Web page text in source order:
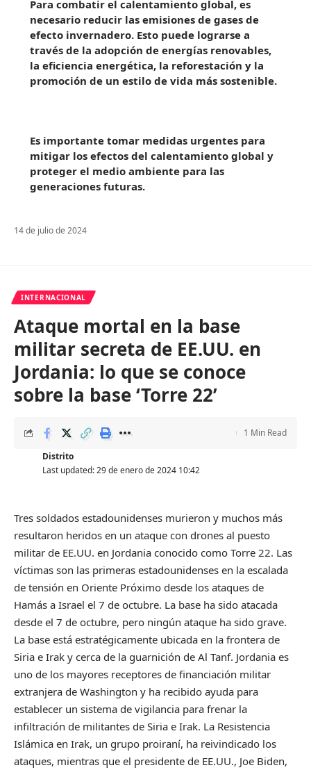
Para combatir el calentamiento global, es
necesario reducir las emisiones de gases de
efecto invernadero. Esto puede lograrse a
través de la adopción de energías renovables,
la eficiencia energética, la reforestación y la
promoción de un estilo de vida más sostenible.
Es importante tomar medidas urgentes para
mitigar los efectos del calentamiento global y
proteger el medio ambiente para las
generaciones futuras.
14 de julio de 2024
INTERNACIONAL
Ataque mortal en la base
militar secreta de EE.UU. en
Jordania: lo que se conoce
sobre la base ‘Torre 22’
Last updated: 29 de enero de 2024 10:42
Distrito
1 Min Read
Tres soldados estadounidenses murieron y muchos más
resultaron heridos en un ataque con drones al puesto
militar de EE.UU. en Jordania conocido como Torre 22. Las
víctimas son las primeras estadounidenses en la escalada
de tensión en Oriente Próximo desde los ataques de
Hamás a Israel el 7 de octubre. La base ha sido atacada
desde el 7 de octubre, pero ningún ataque ha sido grave.
La base está estratégicamente ubicada en la frontera de
Siria e Irak y cerca de la guarnición de Al Tanf. Jordania es
uno de los mayores receptores de financiación militar
extranjera de Washington y ha recibido ayuda para
establecer un sistema de vigilancia para frenar la
infiltración de militantes de Siria e Irak. La Resistencia
Islámica en Irak, un grupo proiraní, ha reivindicado los
ataques, mientras que el presidente de EE.UU., Joe Biden,